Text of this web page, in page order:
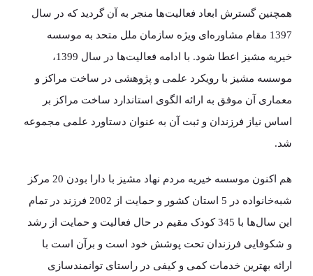
همچنین گسترش ابعاد فعالیت‌ها منجر به آن گردید که در سال
1397 مقام مشاوره‌ای ویژه سازمان ملل متحد به موسسه
خیریه مشیز اعطا شود. با ادامه فعالیت‌ها در سال 1399،
موسسه مشیز با رویکرد علمی و پژوهشی در ساخت مراکز و
معماری آن موفق به ارائه الگوی استاندارد ساخت مراکز بر
اساس نیاز فرزندان و ثبت آن به عنوان دستاورد علمی مجموعه
شد.
هم اکنون موسسه خیریه مردم نهاد مشیز با دارا بودن 20 مرکز
شبه‌خانواده در 5 استان کشور و حمایت از 2002 فرزند در تمام
این سال‌ها با 345 کودک مقیم در حال فعالیت و حمایت از رشد
و شکوفایی فرزندان تحت پوشش خود است و برآن است با
ارائه بهترین خدمات کمی و کیفی در راستای توانمندسازی